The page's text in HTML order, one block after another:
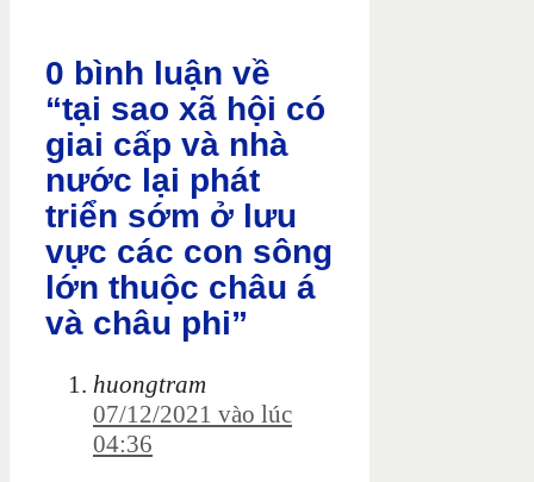
0 bình luận về
“tại sao xã hội có
giai cấp và nhà
nước lại phát
triển sớm ở lưu
vực các con sông
lớn thuộc châu á
và châu phi”
huongtram
07/12/2021 vào lúc
04:36